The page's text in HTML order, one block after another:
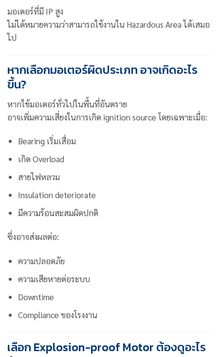
มอเตอร์ที่มี IP สูง
ไม่ได้หมายความว่าสามารถใช้งานใน Hazardous Area ได้เสมอ
ไป
หากเลือกมอเตอร์ผิดประเภท อาจเกิดอะไร
ขึ้น?
หากใช้มอเตอร์ทั่วไปในพื้นที่อันตราย
อาจเพิ่มความเสี่ยงในการเกิด ignition source โดยเฉพาะเมื่อ:
Bearing เริ่มเสื่อม
เกิด Overload
สายไฟหลวม
Insulation deteriorate
มีความร้อนสะสมผิดปกติ
ซึ่งอาจส่งผลต่อ:
ความปลอดภัย
ความเสียหายต่อระบบ
Downtime
Compliance ของโรงงาน
เลือก Explosion-proof Motor ต้องดูอะไร